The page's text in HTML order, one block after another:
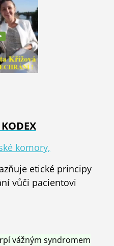
komory,
etické principy
vůči pacientovi
vážným syndromem